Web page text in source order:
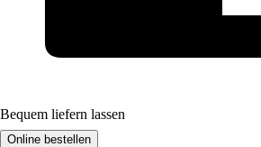
Bequem liefern lassen
Online bestellen